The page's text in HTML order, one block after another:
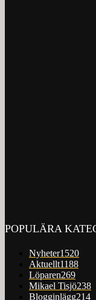
POPULÄRA
Nyheter1520
Aktuellt1188
Löparen269
Mikael Tisjö238
Blogginlägg214